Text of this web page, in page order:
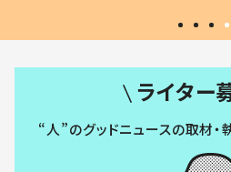
ライター
“人”のグッドニュースの取材・